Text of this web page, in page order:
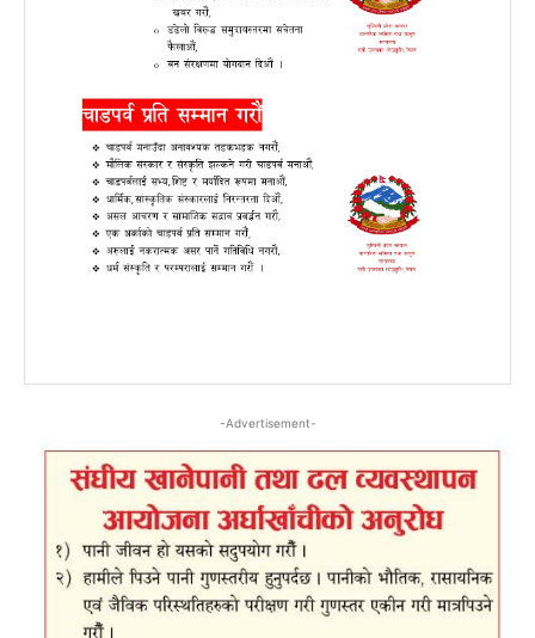
-Advertisement-